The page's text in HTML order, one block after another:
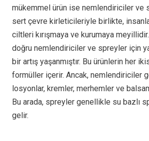
mükemmel ürün ise nemlendiriciler ve
sert çevre kirleticileriyle birlikte,
ciltleri kırışmaya ve kurumaya
doğru nemlendiriciler ve spreyler için
bir artış yaşanmıştır. Bu ürünlerin her
formüller içerir. Ancak, nemlendiriciler
losyonlar, kremler, merhemler ve
Bu arada, spreyler genellikle su bazlı
gelir.